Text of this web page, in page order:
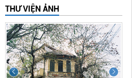
THƯ VIỆN ẢNH